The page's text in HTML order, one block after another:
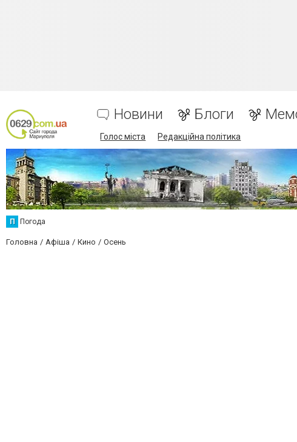
Новини Блоги
Голос міста Редакційна політика
П Погода
Головна Афіша Кино Осень